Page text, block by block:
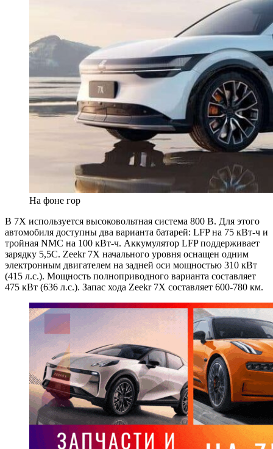
На фоне гор
В 7X используется высоковольтная система 800 В. Для этого
автомобиля доступны два варианта батарей: LFP на 75 кВт-ч и
тройная NMC на 100 кВт-ч. Аккумулятор LFP поддерживает
зарядку 5,5C. Zeekr 7X начального уровня оснащен одним
электронным двигателем на задней оси мощностью 310 кВт
(415 л.с.). Мощность полноприводного варианта составляет
475 кВт (636 л.с.). Запас хода Zeekr 7X составляет 600-780 км.